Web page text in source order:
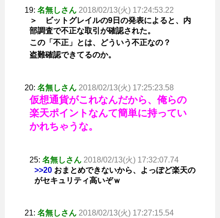
19: 名無しさん 2018/02/13(火) 17:24:53.22
＞ ビットグレイルの9日の発表によると、内
部調査で不正な取引が確認された。
この「不正」とは、どういう不正なの？
盗難確認できてるのか。
20: 名無しさん 2018/02/13(火) 17:25:23.58
仮想通貨がこれなんだから、俺らの
楽天ポイントなんて簡単に持ってい
かれちゃうな。
25: 名無しさん 2018/02/13(火) 17:32:07.74
>>20 おまとめできないから、よっぽど楽天の
がセキュリティ高いぞｗ
21: 名無しさん 2018/02/13(火) 17:27:15.54